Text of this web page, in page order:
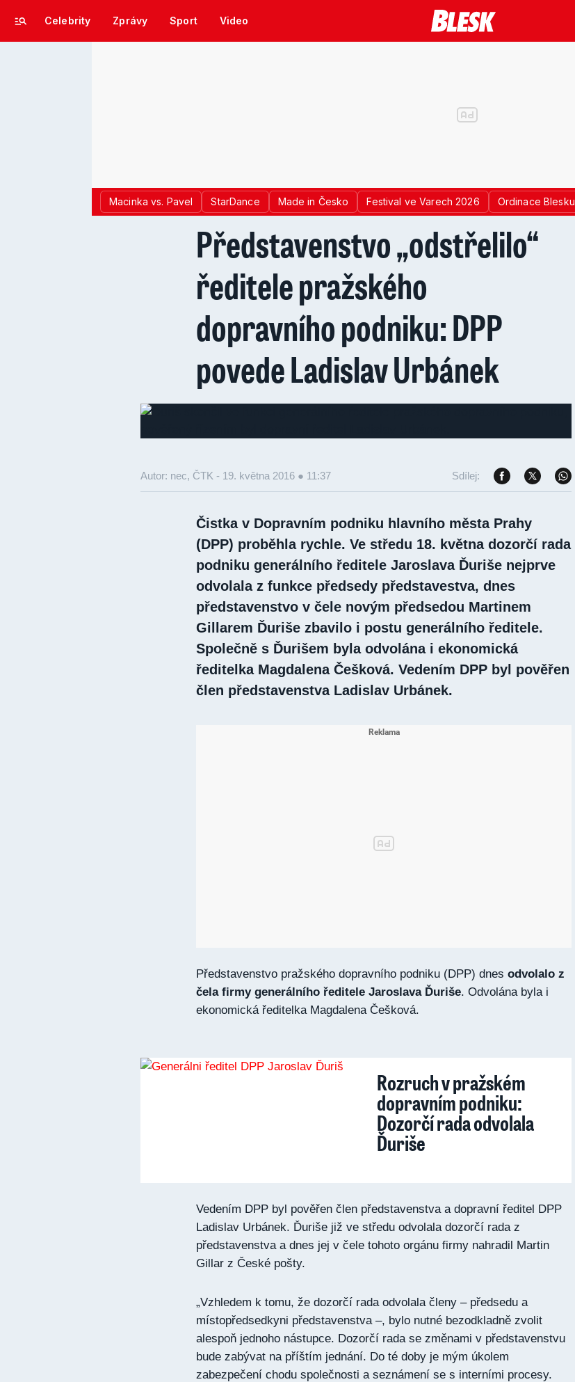
Celebrity Zprávy Sport Video
Macinka vs. Pavel StarDance Made in Česko Festival ve Varech 2026 Ordinace Blesku
Představenstvo „odstřelilo“
ředitele pražského
dopravního podniku: DPP
povede Ladislav Urbánek
Autor: nec, ČTK - 19. května 2016 ● 11:37 Sdílej:
Čistka v Dopravním podniku hlavního města Prahy
(DPP) proběhla rychle. Ve středu 18. května dozorčí rada
podniku generálního ředitele Jaroslava Ďuriše nejprve
odvolala z funkce předsedy představestva, dnes
představenstvo v čele novým předsedou Martinem
Gillarem Ďuriše zbavilo i postu generálního ředitele.
Společně s Ďurišem byla odvolána i ekonomická
ředitelka Magdalena Češková. Vedením DPP byl pověřen
člen představenstva Ladislav Urbánek.
Představenstvo pražského dopravního podniku (DPP) dnes odvolalo z
čela firmy generálního ředitele Jaroslava Ďuriše. Odvolána byla i
ekonomická ředitelka Magdalena Češková.
Rozruch v pražském
dopravním podniku:
Dozorčí rada odvolala
Ďuriše
Vedením DPP byl pověřen člen představenstva a dopravní ředitel DPP
Ladislav Urbánek. Ďuriše již ve středu odvolala dozorčí rada z
představenstva a dnes jej v čele tohoto orgánu firmy nahradil Martin
Gillar z České pošty.
„Vzhledem k tomu, že dozorčí rada odvolala členy – předsedu a
místopředsedkyni představenstva –, bylo nutné bezodkladně zvolit
alespoň jednoho nástupce. Dozorčí rada se změnami v představenstvu
bude zabývat na příštím jednání. Do té doby je mým úkolem
zabezpečení chodu společnosti a seznámení se s interními procesy.